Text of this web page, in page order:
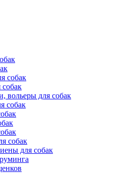
собак
вольеры для собак
собак
собак
для собак